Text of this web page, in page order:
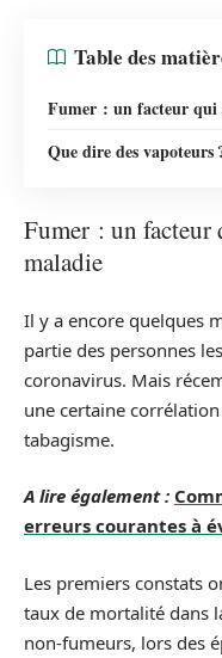
Table des
Fumer : un facteur qui
Que dire des vapoteurs
Fumer : un facteur
maladie
Il y a encore quelques
partie des personnes
coronavirus. Mais
une certaine
tabagisme.
A lire également :
erreurs courantes à
Les premiers constats
taux de mortalité dans
non-fumeurs, lors des